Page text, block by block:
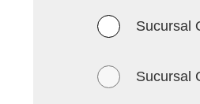
Sucursal
Sucursal